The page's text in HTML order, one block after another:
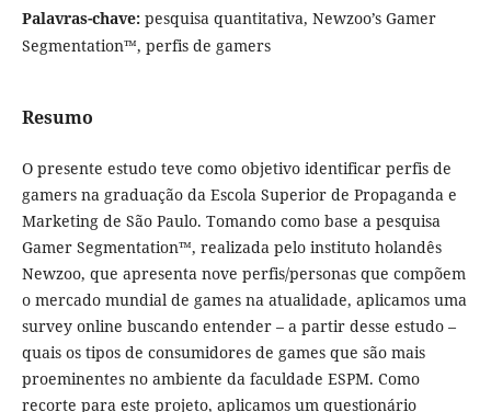
Palavras-chave: pesquisa quantitativa, Newzoo’s Gamer
Segmentation™, perfis de gamers
Resumo
O presente estudo teve como objetivo identificar perfis de
gamers na graduação da Escola Superior de Propaganda e
Marketing de São Paulo. Tomando como base a pesquisa
Gamer Segmentation™, realizada pelo instituto holandês
Newzoo, que apresenta nove perfis/personas que compõem
o mercado mundial de games na atualidade, aplicamos uma
survey online buscando entender – a partir desse estudo –
quais os tipos de consumidores de games que são mais
proeminentes no ambiente da faculdade ESPM. Como
recorte para este projeto, aplicamos um questionário